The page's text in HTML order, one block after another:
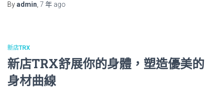
Byadmin 7 年 ago
新店TRX
新店TRX舒展你的身體，塑造優美的
身材曲線